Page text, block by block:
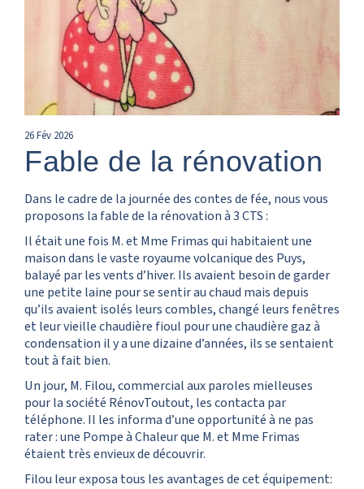
26Fév 2026
Fable de la rénovation
Dans le cadre de la journée des contes de fée, nous vous
proposons la fable de la rénovation à 3 CTS :
Il était une fois M. et Mme Frimas qui habitaient une
maison dans le vaste royaume volcanique des Puys,
balayé par les vents d’hiver. Ils avaient besoin de garder
une petite laine pour se sentir au chaud mais depuis
qu’ils avaient isolés leurs combles, changé leurs fenêtres
et leur vieille chaudière fioul pour une chaudière gaz à
condensation il y a une dizaine d’années, ils se sentaient
tout à fait bien.
Un jour, M. Filou, commercial aux paroles mielleuses
pour la société RénovToutout, les contacta par
téléphone. Il les informa d’une opportunité à ne pas
rater : une Pompe à Chaleur que M. et Mme Frimas
étaient très envieux de découvrir.
Filou leur exposa tous les avantages de cet équipement: